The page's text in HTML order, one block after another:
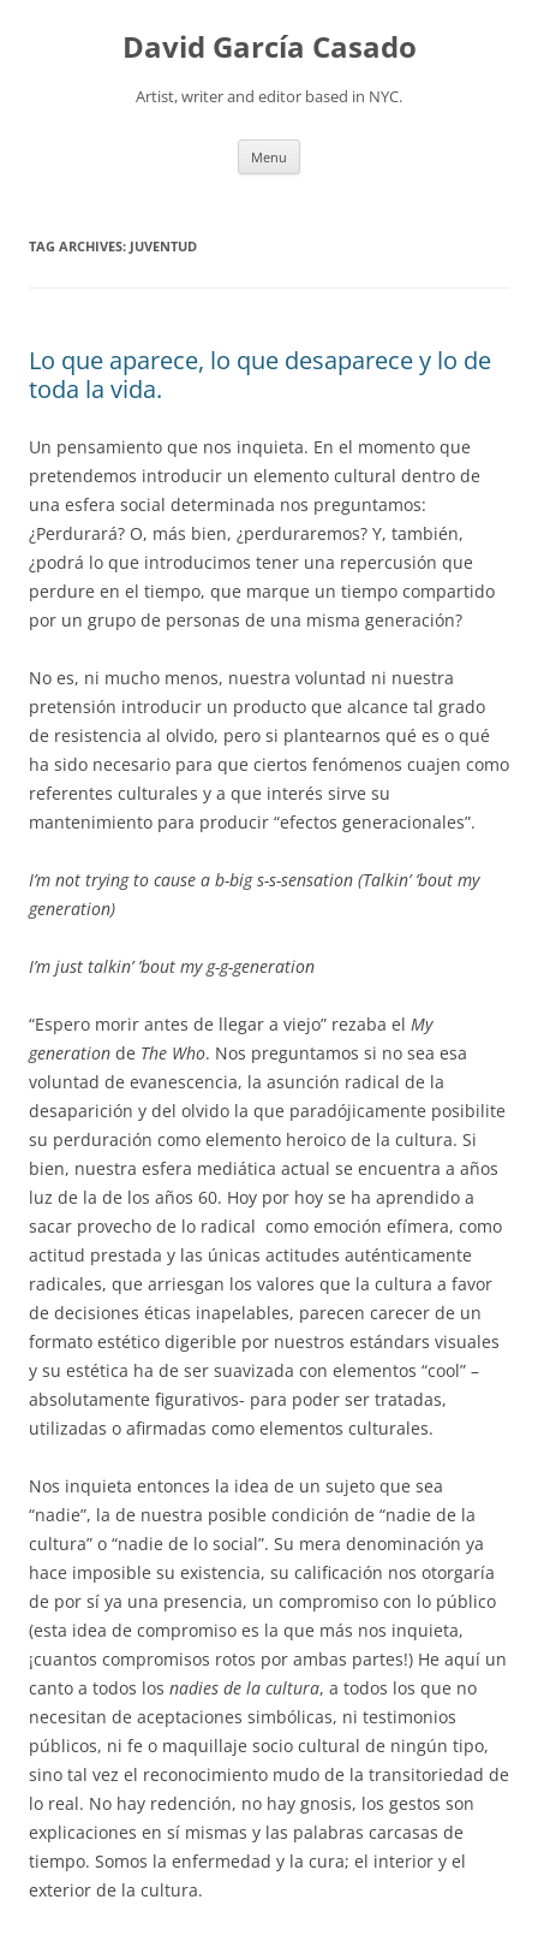
David García Casado
Artist, writer and editor based in NYC.
Menu
TAG ARCHIVES: JUVENTUD
Lo que aparece, lo que desaparece y lo de
toda la vida.
Un pensamiento que nos inquieta. En el momento que
pretendemos introducir un elemento cultural dentro de
una esfera social determinada nos preguntamos:
¿Perdurará? O, más bien, ¿perduraremos? Y, también,
¿podrá lo que introducimos tener una repercusión que
perdure en el tiempo, que marque un tiempo compartido
por un grupo de personas de una misma generación?
No es, ni mucho menos, nuestra voluntad ni nuestra
pretensión introducir un producto que alcance tal grado
de resistencia al olvido, pero si plantearnos qué es o qué
ha sido necesario para que ciertos fenómenos cuajen como
referentes culturales y a que interés sirve su
mantenimiento para producir “efectos generacionales”.
I’m not trying to cause a b-big s-s-sensation (Talkin’ ’bout my
generation)
I’m just talkin’ ’bout my g-g-generation
“Espero morir antes de llegar a viejo” rezaba el My
generation de The Who. Nos preguntamos si no sea esa
voluntad de evanescencia, la asunción radical de la
desaparición y del olvido la que paradójicamente posibilite
su perduración como elemento heroico de la cultura. Si
bien, nuestra esfera mediática actual se encuentra a años
luz de la de los años 60. Hoy por hoy se ha aprendido a
sacar provecho de lo radical como emoción efímera, como
actitud prestada y las únicas actitudes auténticamente
radicales, que arriesgan los valores que la cultura a favor
de decisiones éticas inapelables, parecen carecer de un
formato estético digerible por nuestros estándars visuales
y su estética ha de ser suavizada con elementos “cool” –
absolutamente figurativos- para poder ser tratadas,
utilizadas o afirmadas como elementos culturales.
Nos inquieta entonces la idea de un sujeto que sea
“nadie”, la de nuestra posible condición de “nadie de la
cultura” o “nadie de lo social”. Su mera denominación ya
hace imposible su existencia, su calificación nos otorgaría
de por sí ya una presencia, un compromiso con lo público
(esta idea de compromiso es la que más nos inquieta,
¡cuantos compromisos rotos por ambas partes!) He aquí un
canto a todos los nadies de la cultura, a todos los que no
necesitan de aceptaciones simbólicas, ni testimonios
públicos, ni fe o maquillaje socio cultural de ningún tipo,
sino tal vez el reconocimiento mudo de la transitoriedad de
lo real. No hay redención, no hay gnosis, los gestos son
explicaciones en sí mismas y las palabras carcasas de
tiempo. Somos la enfermedad y la cura; el interior y el
exterior de la cultura.